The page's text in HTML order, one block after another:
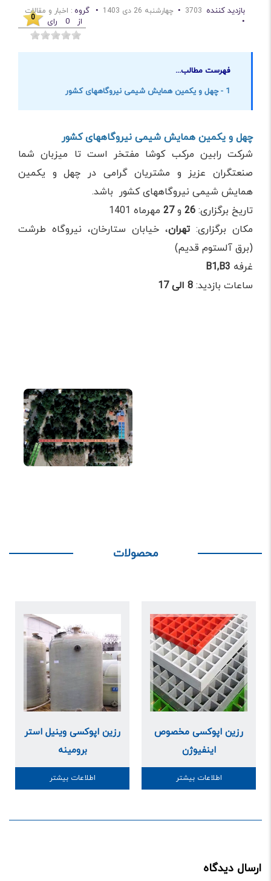
بازدید کننده • چهارشنبه 26 دی 1403 • گروه : اخبار و مقالات
• از 0 رای 0
فهرست مطالب...
1 - چهل و یکمین همایش شیمی نیروگاههای کشور
چهل و یکمین همایش شیمی نیروگاههای کشور
شرکت رابین مرکب کوشا مفتخر است تا میزبان شما
صنعتگران عزیز و مشتریان گرامی در چهل و یکمین
همایش شیمی نیروگاههای کشور باشد.
تاریخ برگزاری: 26 و27 مهرماه 1401
مکان برگزاری: تهران، خیابان ستارخان، نیروگاه طرشت
(برق آلستوم قدیم)
غرفه B1,B3
ساعات بازدید: 8 الی 17
محصولات
رزین اپوکسی وینیل استر
برومینه
اطلاعات بیشتر
رزین اپوکسی مخصوص
اینفیوژن
اطلاعات بیشتر
ارسال دیدگاه